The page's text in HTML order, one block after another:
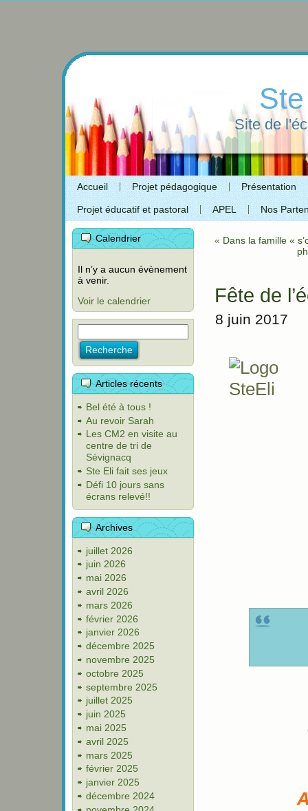
Site de
Accueil Projet pédagogique Présentation
Projet éducatif et pastoral APEL Nos
Calendrier
Il n’y a aucun évènement
à venir.
Voir le calendrier
Articles récents
Bel été à tous !
Au revoir Sarah
Les CM2 en visite au
centre de tri de
Sévignacq
Ste Eli fait ses jeux
Défi 10 jours sans
écrans relevé!!
Archives
juillet 2026
juin 2026
mai 2026
avril 2026
mars 2026
février 2026
janvier 2026
décembre 2025
novembre 2025
octobre 2025
septembre 2025
juillet 2025
juin 2025
mai 2025
avril 2025
mars 2025
février 2025
janvier 2025
décembre 2024
« Dans la famille «
Fête de
8 juin 2017